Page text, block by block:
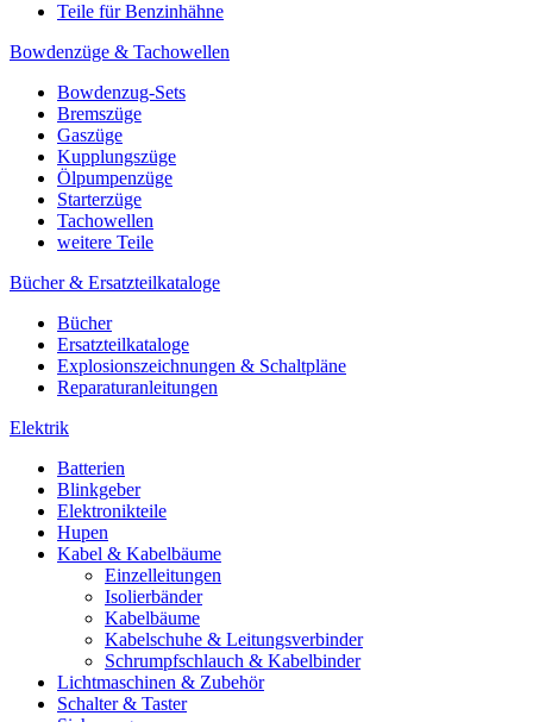
Teile für Benzinhähne
Bowdenzüge & Tachowellen
Bowdenzug-Sets
Bremszüge
Gaszüge
Kupplungszüge
Ölpumpenzüge
Starterzüge
Tachowellen
weitere Teile
Bücher & Ersatzteilkataloge
Bücher
Ersatzteilkataloge
Explosionszeichnungen & Schaltpläne
Reparaturanleitungen
Elektrik
Batterien
Blinkgeber
Elektronikteile
Hupen
Kabel & Kabelbäume
Einzelleitungen
Isolierbänder
Kabelbäume
Kabelschuhe & Leitungsverbinder
Schrumpfschlauch & Kabelbinder
Lichtmaschinen & Zubehör
Schalter & Taster